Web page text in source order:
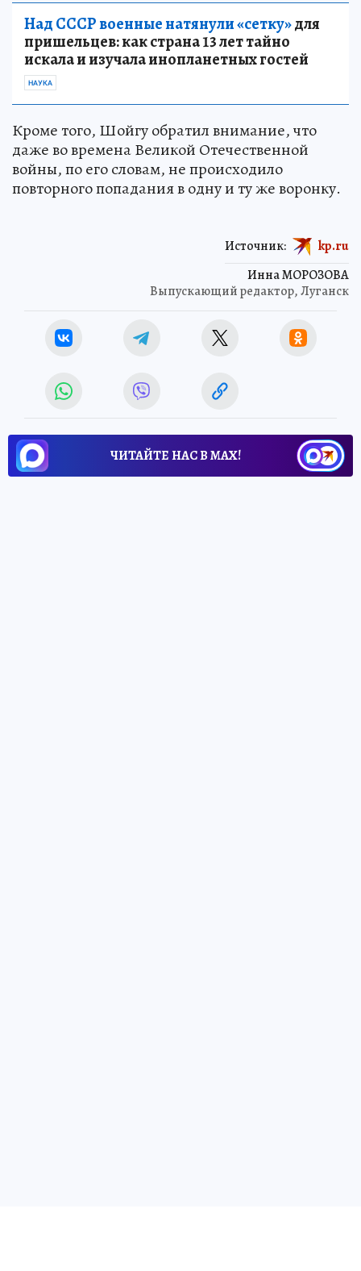
Над СССР военные натянули «сетку»для
пришельцев: как страна 13 лет тайно
искала и изучала инопланетных гостей
НАУКА
Кроме того, Шойгу обратил внимание, что
даже во времена Великой Отечественной
войны, по его словам, не происходило
повторного попадания в одну и ту же воронку.
Инна МОРОЗОВА
Выпускающий редактор, Луганск
Источник: kp.ru
ЧИТАЙТЕ НАС В МАХ!